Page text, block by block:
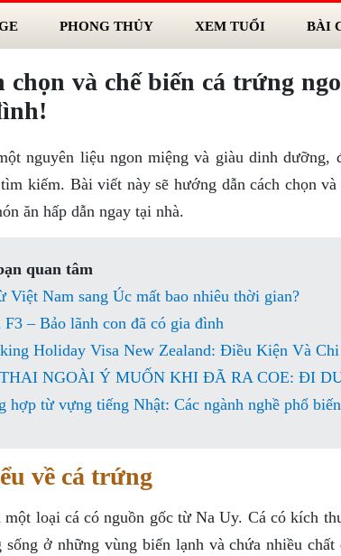
PHONG THỦY XEM TUỔI BÀI
chọn và chế biến cá trứng
nguyên liệu ngon miệng và giàu dinh
kiếm. Bài viết này sẽ hướng dẫn cách chọn
ăn hấp dẫn ngay tại nhà.
quan tâm
Việt Nam sang Úc mất bao nhiêu thời gian?
F3 – Bảo lãnh con đã có gia đình
Holiday Visa New Zealand: Điều Kiện Và
NGOÀI Ý MUỐN KHI ĐÃ RA COE: ĐI
hợp từ vựng tiếng Nhật: Các ngành nghề phổ biến
về cá trứng
một loại cá có nguồn gốc từ Na Uy. Cá có kích
sống ở những vùng biển lạnh và chứa nhiều